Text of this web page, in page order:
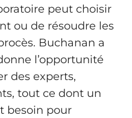
peut choisir
ou de résoudre les
Buchanan a
l’opportunité
des experts,
tout ce dont un
besoin pour